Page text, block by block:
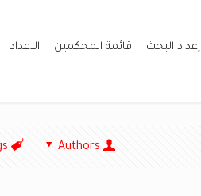
البحث قائمة المحكمين الاعداد
Authors